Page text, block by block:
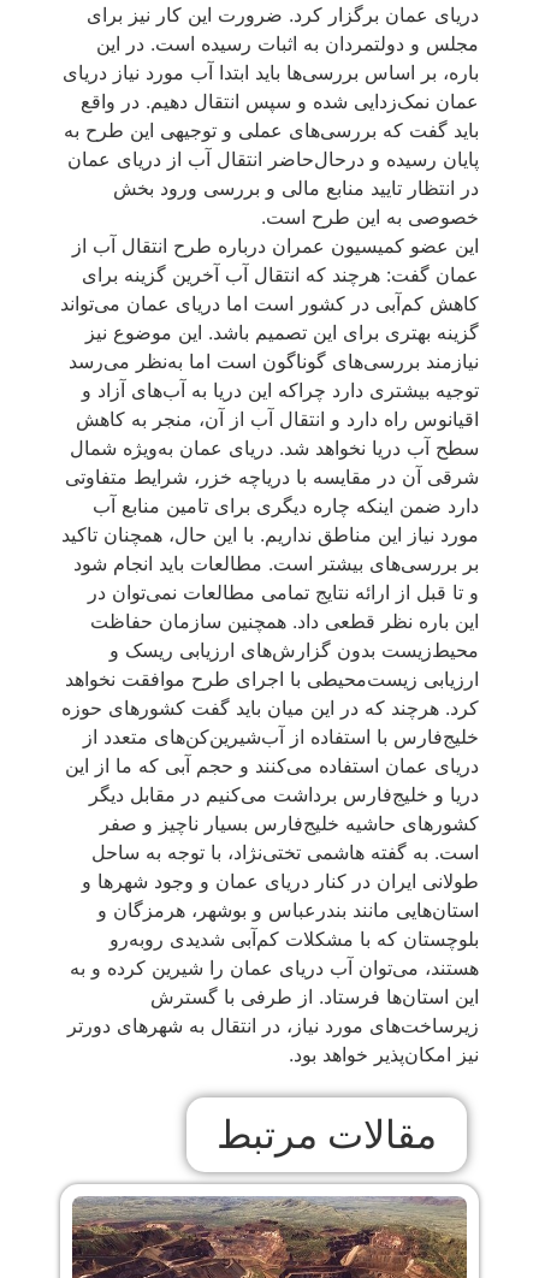
دریای عمان برگزار کرد. ضرورت این کار نیز برای
مجلس و دولتمردان به اثبات رسیده است. در این
باره، بر اساس بررسی‌ها باید ابتدا آب مورد نیاز دریای
عمان نمک‌زدایی شده و سپس انتقال دهیم. در واقع
باید گفت که بررسی‌های عملی و توجیهی این طرح به
پایان رسیده و درحال‌حاضر انتقال آب از دریای عمان
در انتظار تایید منابع مالی و بررسی ورود بخش
خصوصی به این طرح است.
این عضو کمیسیون عمران درباره طرح انتقال آب از
عمان گفت: هرچند که انتقال آب آخرین گزینه برای
کاهش کم‌آبی در کشور است اما دریای عمان می‌تواند
گزینه بهتری برای این تصمیم باشد. این موضوع نیز
نیازمند بررسی‌های گوناگون است اما به‌نظر می‌رسد
توجیه بیشتری دارد چرا‌که این دریا به آب‌های آزاد و
اقیانوس راه دارد و انتقال آب از آن، منجر به کاهش
سطح آب دریا نخواهد شد. دریای عمان به‌ویژه شمال
شرقی آن در مقایسه با دریاچه خزر، شرایط متفاوتی
دارد ضمن اینکه چاره دیگری برای تامین منابع آب
مورد نیاز این مناطق نداریم. با این‌ حال، همچنان تاکید
بر بررسی‌های بیشتر است. مطالعات باید انجام شود
و تا قبل از ارائه نتایج تمامی مطالعات نمی‌توان در
این‌ باره نظر قطعی داد. همچنین سازمان حفاظت
محیط‌زیست بدون گزارش‌های ارزیابی ریسک و
ارزیابی زیست‌محیطی با اجرای طرح موافقت نخواهد
کرد. هرچند که در این میان باید گفت کشورهای حوزه
خلیج‌فارس با استفاده از آب‌شیرین‌کن‌های متعدد از
دریای عمان استفاده می‌کنند و حجم آبی که ما از این
دریا و خلیج‌فارس برداشت می‌کنیم در مقابل دیگر
کشورهای حاشیه خلیج‌فارس بسیار ناچیز و صفر
است. به گفته هاشمی تختی‌نژاد، با توجه به ساحل
طولانی ایران در کنار دریای عمان و وجود شهرها و
استان‌هایی مانند بندرعباس و بوشهر، هرمزگان و
بلوچستان که با مشکلات کم‌آبی شدیدی روبه‌رو
هستند، می‌توان آب دریای عمان را شیرین کرده و به
این استان‌ها فرستاد. از طرفی با گسترش
زیرساخت‌های مورد نیاز، در انتقال به شهرهای دورتر
نیز امکان‌پذیر خواهد بود.
مقالات مرتبط